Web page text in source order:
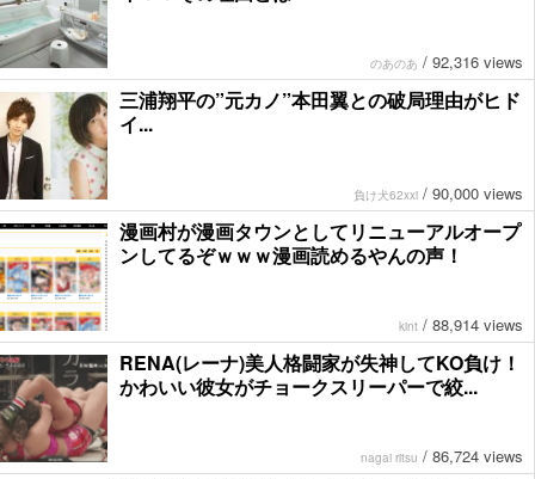
のあのあ / 92,316 views
三浦翔平の”元カノ”本田翼との破局理由がヒド
イ...
負け犬62xxi / 90,000 views
漫画村が漫画タウンとしてリニューアルオープ
ンしてるぞｗｗｗ漫画読めるやんの声！
kint / 88,914 views
RENA(レーナ)美人格闘家が失神してKO負け！
かわいい彼女がチョークスリーパーで絞...
nagai ritsu / 86,724 views